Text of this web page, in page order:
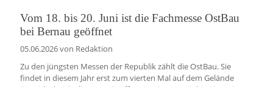
Vom 18. bis 20. Juni ist die Fachmesse OstBau
bei Bernau geöffnet
05.06.2026von Redaktion
Zu den jüngsten Messen der Republik zählt die OstBau. Sie
findet in diesem Jahr erst zum vierten Mal auf dem Gelände